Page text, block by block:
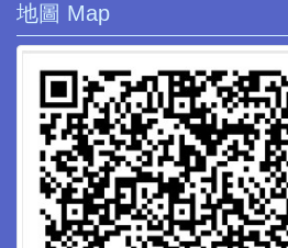
地圖 Map